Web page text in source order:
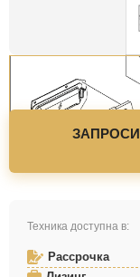
Техника доступна в:
Рассрочка